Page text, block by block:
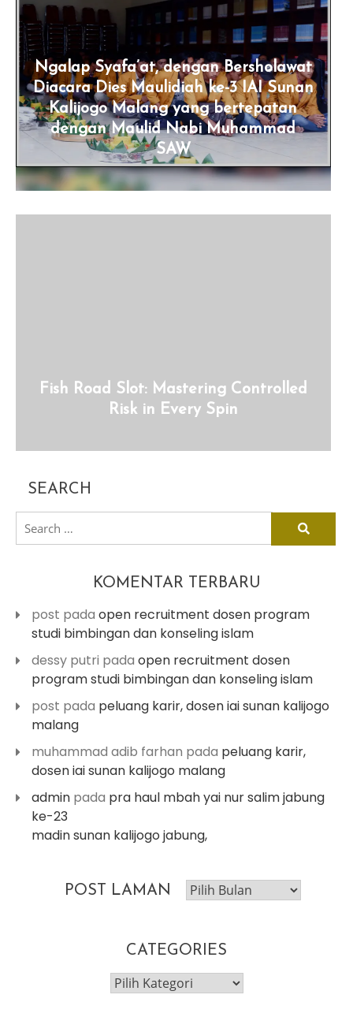
Ngalap Syafa’at, dengan Bersholawat
Diacara Dies Maulidiah ke-3 IAI Sunan
Kalijogo Malang yang bertepatan
dengan Maulid Nabi Muhammad
SAW
Fish Road Slot: Mastering Controlled
Risk in Every Spin
SEARCH
search
for:
KOMENTAR TERBARU
post pada open recruitment dosen program
studi bimbingan dan konseling islam
dessy putri pada open recruitment dosen
program studi bimbingan dan konseling islam
post pada peluang karir, dosen iai sunan kalijogo
malang
muhammad adib farhan pada peluang karir,
dosen iai sunan kalijogo malang
admin pada pra haul mbah yai nur salim jabung
ke-23
madin sunan kalijogo jabung,
POST LAMAN
post
laman
CATEGORIES
categories